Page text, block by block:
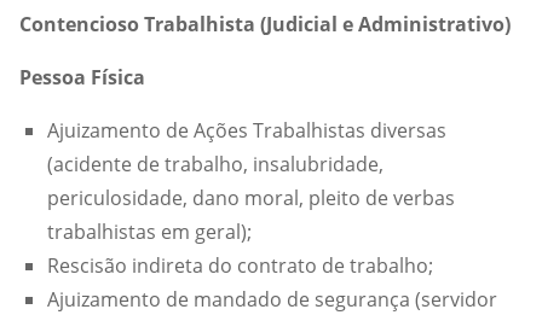
Contencioso Trabalhista (Judicial e Administrativo)
Pessoa Física
Ajuizamento de Ações Trabalhistas diversas
(acidente de trabalho, insalubridade,
periculosidade, dano moral, pleito de verbas
trabalhistas em geral);
Rescisão indireta do contrato de trabalho;
Ajuizamento de mandado de segurança (servidor